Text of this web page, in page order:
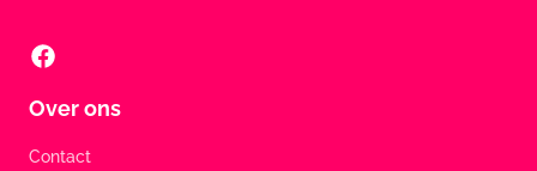
Over ons
Contact